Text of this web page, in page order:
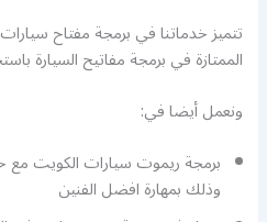
تتميز خدماتنا في برمجة مفتاح سيارات
الممتازة في برمجة مفاتيح السيارة
ونعمل أيضا في:
برمجة ريموت سيارات الكويت مع
وذلك بمهارة افضل الفنين